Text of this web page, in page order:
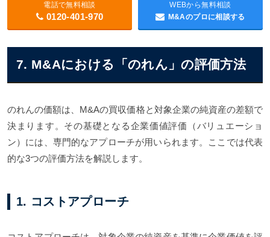
電話で無料相談
0120-401-970
WEBから無料相談
M&Aのプロに相談する
7. M&Aにおける「のれん」の評価方法
のれんの価額は、M&Aの買収価格と対象企業の純資産の差額で
決まります。その基礎となる企業価値評価（バリュエーショ
ン）には、専門的なアプローチが用いられます。ここでは代表
的な3つの評価方法を解説します。
1. コストアプローチ